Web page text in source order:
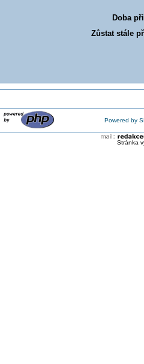
Doba
Zůstat stále
Powered by
Stránka